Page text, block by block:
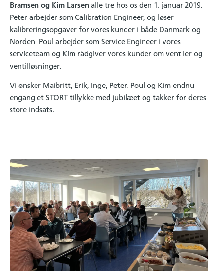
Bramsen og Kim Larsen alle tre hos os den 1. januar 2019.
Peter arbejder som Calibration Engineer, og løser
kalibreringsopgaver for vores kunder i både Danmark og
Norden. Poul arbejder som Service Engineer i vores
serviceteam og Kim rådgiver vores kunder om ventiler og
ventilløsninger.
Vi ønsker Maibritt, Erik, Inge, Peter, Poul og Kim endnu
engang et STORT tillykke med jubilæet og takker for deres
store indsats.